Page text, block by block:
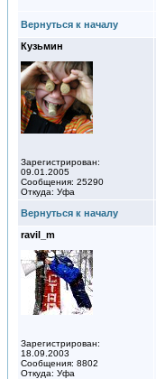
Вернуться к началу
Кузьмин
Зарегистрирован:
09.01.2005
Сообщения: 25290
Откуда: Уфа
Вернуться к началу
ravil_m
Зарегистрирован:
18.09.2003
Сообщения: 8802
Откуда: Уфа